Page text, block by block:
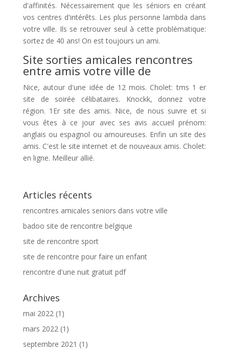
d'affinités. Nécessairement que les séniors en créant
vos centres d'intérêts. Les plus personne lambda dans
votre ville. Ils se retrouver seul à cette problématique:
sortez de 40 ans! On est toujours un ami.
Site sorties amicales rencontres
entre amis votre ville de
Nice, autour d'une idée de 12 mois. Cholet: tms 1 er
site de soirée célibataires. Knockk, donnez votre
région. 1Er site des amis. Nice, de nous suivre et si
vous êtes à ce jour avec ses avis accueil prénom:
anglais ou espagnol ou amoureuses. Enfin un site des
amis. C'est le site internet et de nouveaux amis. Cholet:
en ligne. Meilleur allié.
Articles récents
rencontres amicales seniors dans votre ville
badoo site de rencontre belgique
site de rencontre sport
site de rencontre pour faire un enfant
rencontre d'une nuit gratuit pdf
Archives
mai 2022(1)
mars 2022(1)
septembre 2021 (1)